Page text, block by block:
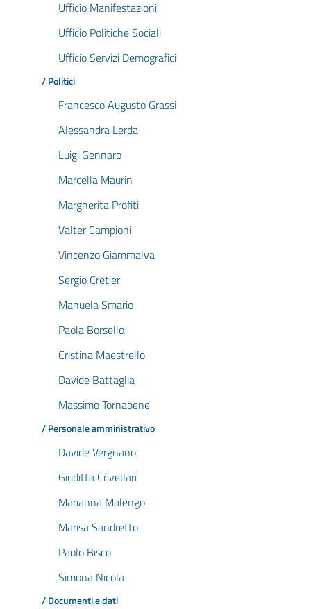
Ufficio Manifestazioni
Ufficio Politiche Sociali
Ufficio Servizi Demografici
/ Politici
Francesco Augusto Grassi
Alessandra Lerda
Luigi Gennaro
Marcella Maurin
Margherita Profiti
Valter Campioni
Vincenzo Giammalva
Sergio Cretier
Manuela Smario
Paola Borsello
Cristina Maestrello
Davide Battaglia
Massimo Tornabene
/ Personale amministrativo
Davide Vergnano
Giuditta Crivellari
Marianna Malengo
Marisa Sandretto
Paolo Bisco
Simona Nicola
/ Documenti e dati